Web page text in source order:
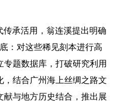
传承活用，翁连溪提出明确
：对这些稀见刻本进行高
题数据库，打破研究利用
结合广州海上丝绸之路文
与地方历史结合，推出展